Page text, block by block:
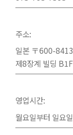
주소:
일본 〒600-
제8장계 빌딩 B1F
영업시간:
월요일부터 일요